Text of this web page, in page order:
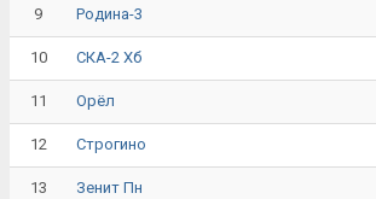
9 Родина-3
10 СКА-2 Хб
11 Орёл
12 Строгино
13 Зенит Пн